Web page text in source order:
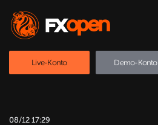
Live-Konto Demo-Konto
08/12 17:29